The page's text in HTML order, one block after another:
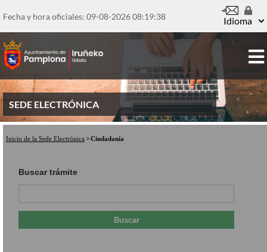
al
principal
Fecha y hora oficiales: 09-08-202608:19:39 Idioma
SEDE ELECTRÓNICA
Inicio de la Sede Electrónica Ciudadanía
Buscar trámite